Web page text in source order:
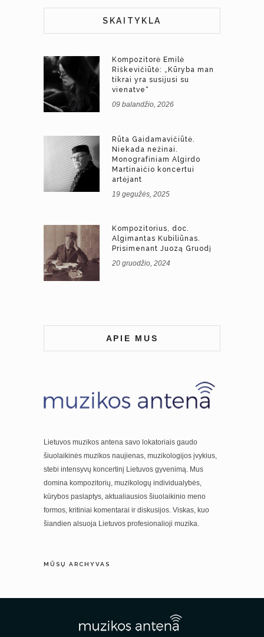
SKAITYKLA
Kompozitorė Emilė
Riškevičiūtė: „Kūryba man
tikrai yra susijusi su
vienatve“
09 balandžio, 2026
Rūta Gaidamavičiūtė.
Niekada nežinai.
Monografiniam Algirdo
Martinaičio koncertui
artėjant
19 gegužės, 2025
Kompozitorius, doc.
Algimantas Kubiliūnas.
Prisimenant Juozą Gruodį
20 gruodžio, 2024
APIE MUS
Lietuvos muzikos antena savo lokatoriais gaudo
šiuolaikinės muzikos naujienas, muzikologijos įvykius,
stebi intensyvų koncertinį Lietuvos gyvenimą. Mus
domina kompozitorių, muzikologų individualybės,
kūrybos paslaptys, aktualiausios šiuolaikinio meno
formos, kritiniai komentarai ir diskusijos. Viskas, kuo
šiandien alsuoja Lietuvos profesionalioji muzika.
MŪSŲ ARCHYVAS